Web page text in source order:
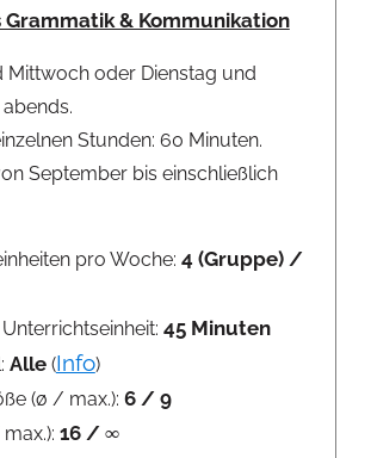
Grammatik & Kommunikation
Mittwoch oder Dienstag und
Stunden: 60 Minuten.
September bis einschließlich
pro Woche: 4 (Gruppe) /
45 Minuten
Alle(Info)
(ø / max.): 6 / 9
16 / ∞